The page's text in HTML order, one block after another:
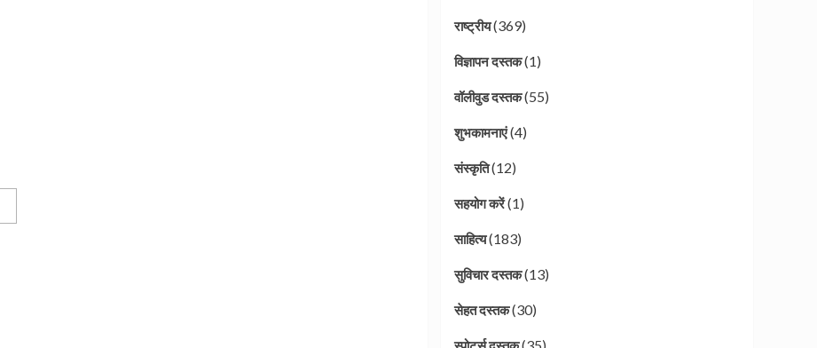
राष्ट्रीय(369)
विज्ञापन दस्तक(1)
वॉलीवुड दस्तक(55)
शुभकामनाएं(4)
संस्कृति(12)
सहयोग करें(1)
साहित्य(183)
सुविचार दस्तक(13)
सेहत दस्तक(30)